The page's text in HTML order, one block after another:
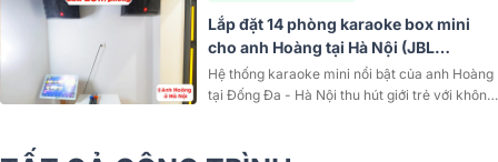
Lắp đặt 14 phòng karaoke box mini
cho anh Hoàng tại Hà Nội (JBL
CV1852T, BKSound DKA 5500, 4K
Plus 4TB,…)
Hệ thống karaoke mini nổi bật của anh Hoàng
tại Đống Đa - Hà Nội thu hút giới trẻ với không